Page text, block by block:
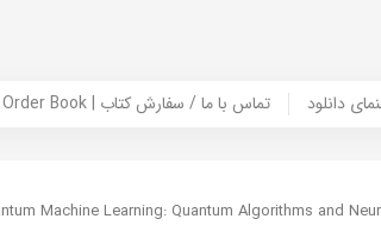
Contact Us / Order Book | تماس با ما / سفارش کتاب دانلود
Machine Learning: Quantum Algorithms and